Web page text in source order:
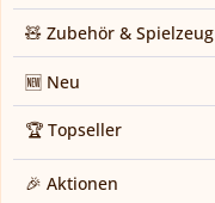
🧸 Zubehör & Spielzeug
🆕 Neu
🏆 Topseller
🎉 Aktionen